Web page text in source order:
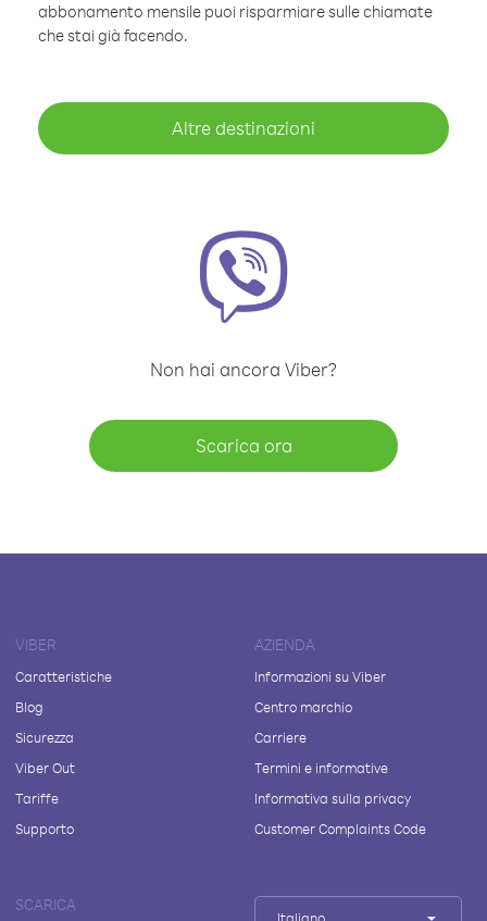
abbonamento mensile puoi risparmiare sulle chiamate
che stai già facendo.
Altre destinazioni
Non hai ancora Viber?
Scarica ora
VIBER
Caratteristiche
Blog
Sicurezza
Viber Out
Tariffe
Supporto
AZIENDA
Informazioni su Viber
Centro marchio
Carriere
Termini e informative
Informativa sulla privacy
Customer Complaints Code
SCARICA